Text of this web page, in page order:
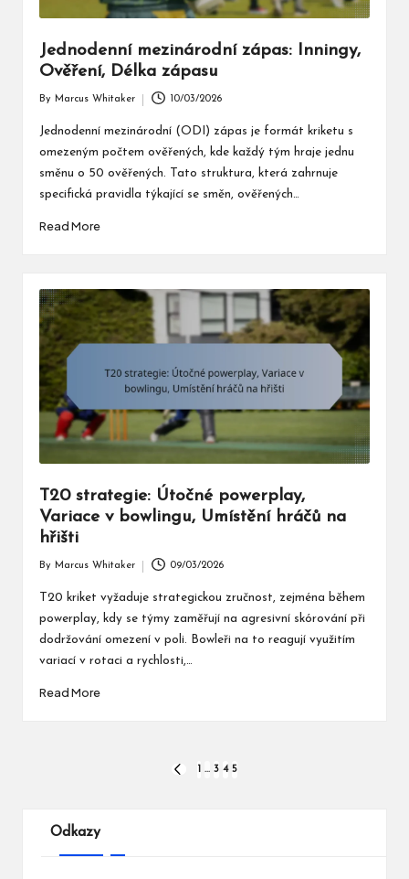
Jednodenní mezinárodní zápas: Inningy,
Ověření, Délka zápasu
by
By Marcus Whitaker 10/03/2026
Jednodenní mezinárodní (ODI) zápas je formát kriketu s
omezeným počtem ověřených, kde každý tým hraje jednu
směnu o 50 ověřených. Tato struktura, která zahrnuje
specifická pravidla týkající se směn, ověřených…
Read More
T20 strategie: Útočné powerplay,
Variace v bowlingu, Umístění hráčů na
hřišti
by
By Marcus Whitaker 09/03/2026
T20 kriket vyžaduje strategickou zručnost, zejména během
powerplay, kdy se týmy zaměřují na agresivní skórování při
dodržování omezení v poli. Bowleři na to reagují využitím
variací v rotaci a rychlosti,…
Read More
PREVIOUS
… 3 4 5
Odkazy